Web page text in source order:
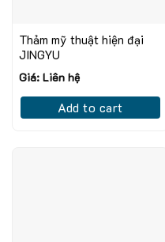
Thảm mỹ thuật hiện đại
JINGYU
Giá: Liên hệ
Add to cart